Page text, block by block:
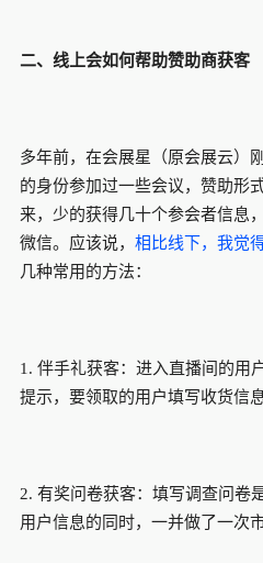
二、线上会如何帮助赞助商获客
多年前，在会展星（原会展云）
的身份参加过一些会议，赞助形
来，少的获得几十个参会者信息
微信。应该说， 相比线下，我觉
几种常用的方法：
1. 伴手礼获客：进入直播间的用
提示，要领取的用户填写收货信
2. 有奖问卷获客：填写调查问卷
用户信息的同时，一并做了一次